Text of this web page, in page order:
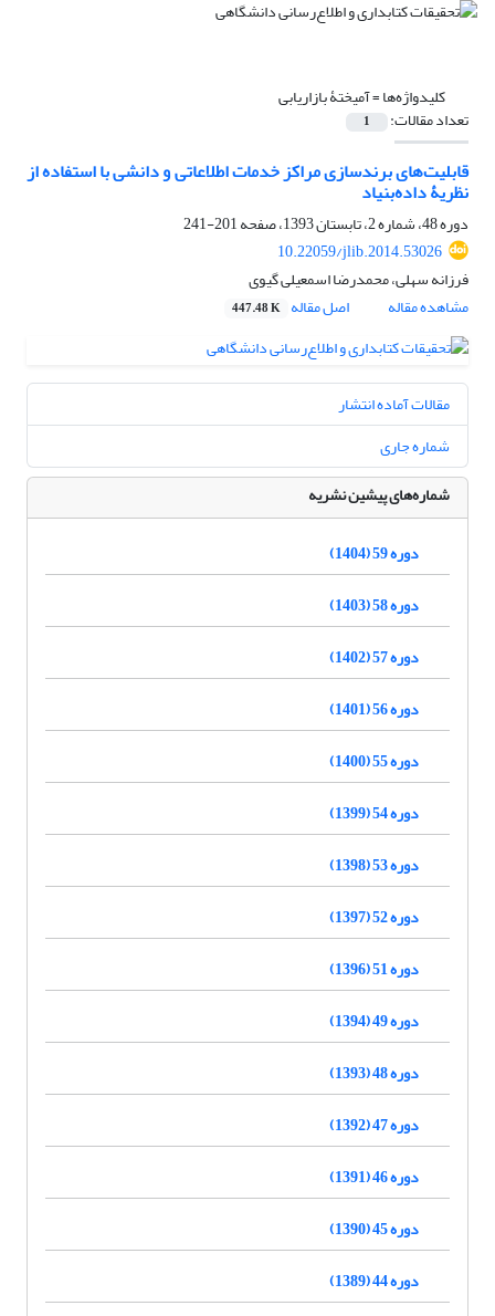
کلیدواژه‌ها =آمیختۀ بازاریابی
تعداد مقالات: 1
قابلیت‌های برندسازی مراکز خدمات اطلاعاتی و دانشی با استفاده از
نظریۀ داده‌بنیاد
دوره 48، شماره 2، تابستان 1393، صفحه
201-241
10.22059/jlib.2014.53026
فرزانه سهلی، محمدرضا اسمعیلی گیوی
مشاهده مقاله
اصل مقاله 447.48 K
مقالات آماده انتشار
شماره جاری
شماره‌های پیشین نشریه
دوره 59 (1404)
دوره 58 (1403)
دوره 57 (1402)
دوره 56 (1401)
دوره 55 (1400)
دوره 54 (1399)
دوره 53 (1398)
دوره 52 (1397)
دوره 51 (1396)
دوره 49 (1394)
دوره 48 (1393)
دوره 47 (1392)
دوره 46 (1391)
دوره 45 (1390)
دوره 44 (1389)